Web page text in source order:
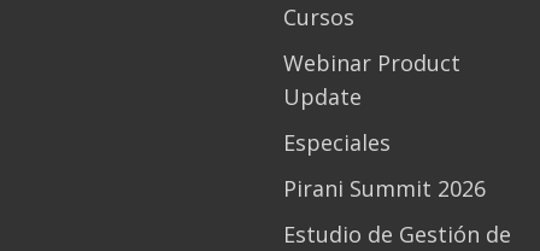
Cursos
Webinar Product
Update
Especiales
Pirani Summit 2026
Estudio de Gestión de